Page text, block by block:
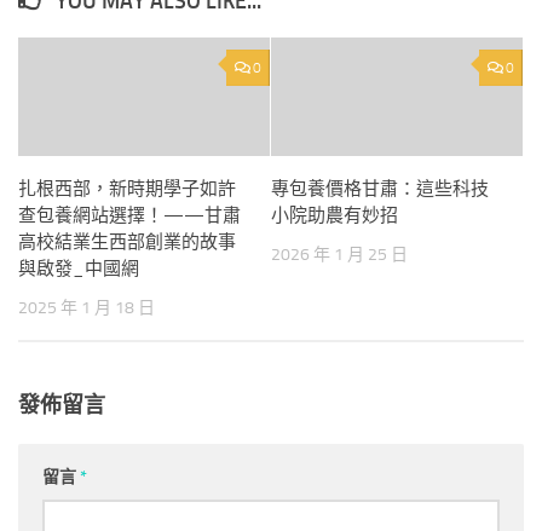
0
扎根西部，新時期學子如許
查包養網站選擇！——甘肅
高校結業生西部創業的故事
與啟發_中國網
2025 年 1 月 18 日
0
專包養價格甘肅：這些科技
小院助農有妙招
2026 年 1 月 25 日
發佈留言
留言*